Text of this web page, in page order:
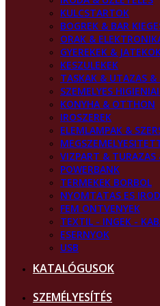
KULCSTARTOK
BOGREK & BAR
ORAK &
GYEREKEK &
KESZULEKEK
TASKAK & UTAZAS &
SZEMELYES
KONYHA & OTTHON
IROSZEREK
ELEMLAMPAK &
VIZPART & TURAZAS
POWERBANK
TERMEKEK BORBOL
NYOMTATAS ES
FEM ONTVENYEK
TEXTIL - INGEK -
ESERNYOK
USB
KATALÓGUSOK
SZEMÉLYESÍTÉS